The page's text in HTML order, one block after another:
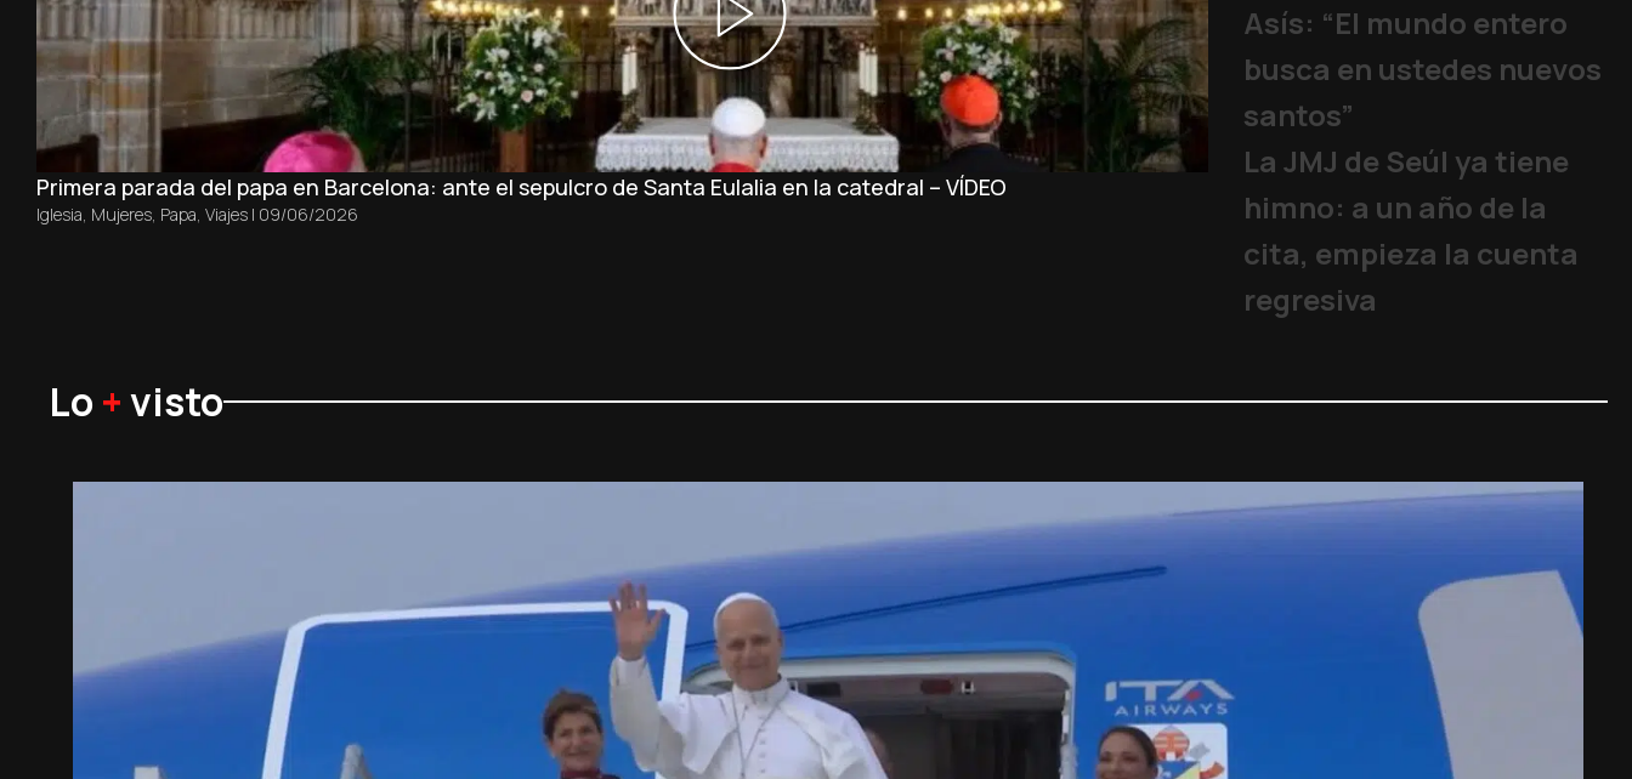
Primera parada del papa en Barcelona: ante el sepulcro de Santa Eulalia en la catedral – VÍDEO
Iglesia Mujeres Papa Viajes | 09/06/2026
15 años sin un
Iglesia, Familia y Vida
Asís: “El mundo entero
busca en ustedes nuevos
santos”
La JMJ de Seúl ya tiene
himno: a un año de la
cita, empieza la cuenta
regresiva
Lo +visto